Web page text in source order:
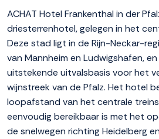
ACHAT Hotel Frankenthal in der
driesterrenhotel, gelegen in het
Deze stad ligt in de Rijn-Neckar-
van Mannheim en Ludwigshafen,
uitstekende uitvalsbasis voor het
wijnstreek van de Pfalz. Het hotel
loopafstand van het centrale
eenvoudig bereikbaar is met het
de snelwegen richting Heidelberg